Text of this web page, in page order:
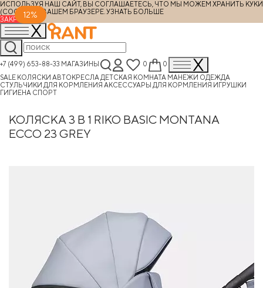
ИСПОЛЬЗУЯ НАШ САЙТ, ВЫ СОГЛАШАЕТЕСЬ, ЧТО МЫ МОЖЕМ ХРАНИТЬ КУКИ
(COOKIES) В ВАШЕМ БРАУЗЕРЕ. УЗНАТЬ БОЛЬШЕ
ЗАКРЫТЬ
+7 (499) 653-88-33 МАГАЗИНЫ 0
0
SALE КОЛЯСКИ АВТОКРЕСЛА ДЕТСКАЯ КОМНАТА МАНЕЖИ ОДЕЖДА
СТУЛЬЧИКИ ДЛЯ КОРМЛЕНИЯ АКСЕССУАРЫ ДЛЯ КОРМЛЕНИЯ ИГРУШКИ
ГИГИЕНА СПОРТ
КОЛЯСКА 3 В 1 RIKO BASIC MONTANA
ECCO 23 GREY
12%